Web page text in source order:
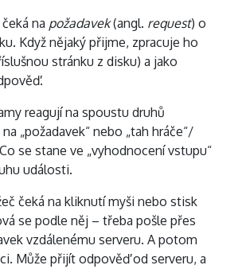
na požadavek(angl. request) o
Když nějaký přijme, zpracuje ho
stránku z disku) a jako
reagují na spoustu druhů
„požadavek“ nebo „tah hráče“/
se stane ve „vyhodnocení vstupu“
události.
čeká na kliknutí myši nebo stisk
se podle něj – třeba pošle přes
vzdálenému serveru. A potom
Může přijít odpověď od serveru, a